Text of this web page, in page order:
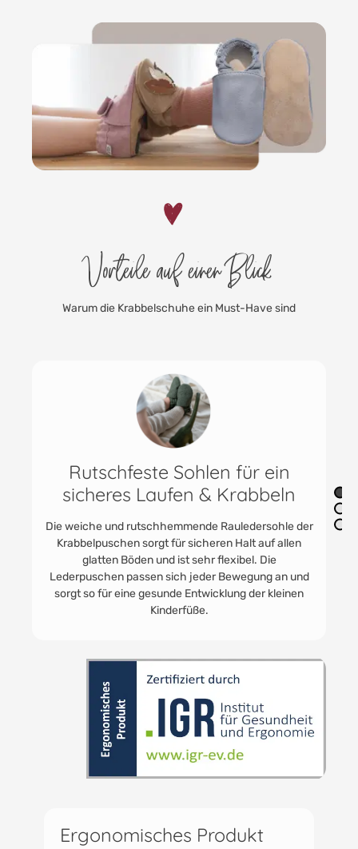
Vorteile auf einen Blick
Warum die Krabbelschuhe ein Must-Have sind
Rutschfeste Sohlen für ein
sicheres Laufen & Krabbeln
Die weiche und rutschhemmende Rauledersohle der
Krabbelpuschen sorgt für sicheren Halt auf allen
glatten Böden und ist sehr flexibel. Die
Lederpuschen passen sich jeder Bewegung an und
sorgt so für eine gesunde Entwicklung der kleinen
Kinderfüße.
Ergonomisches Produkt